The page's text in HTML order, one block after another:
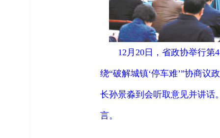
12 月 20 日，省政协举行第
绕“破解城镇‘停车难’”协商议
长孙景淼到会听取意见并讲话
言。